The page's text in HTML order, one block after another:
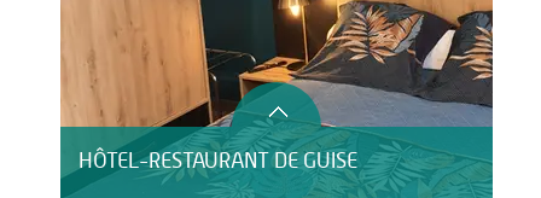
HÔTEL-RESTAURANT DE GUISE